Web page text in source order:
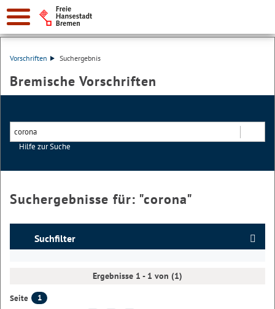
Vorschriften Suchergebnis
Bremische Vorschriften
Hilfe zur Suche
Suchergebnisse für: "corona"
Suchfilter
Ergebnisse 1 - 1 von (1)
Seite
1